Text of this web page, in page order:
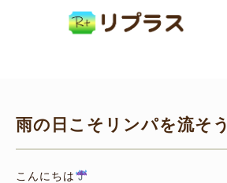
雨の日こそリンパを流そう
こんにちは